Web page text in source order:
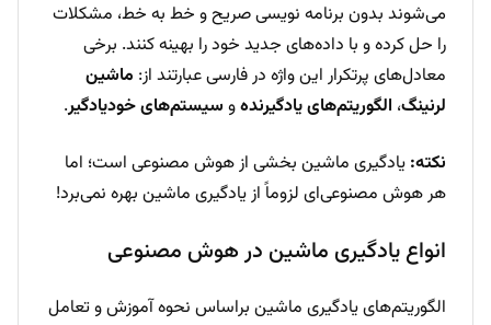
می‌شوند بدون برنامه نویسی صریح و خط به خط، مشکلات
را حل کرده و با داده‌های جدید خود را بهینه کنند. برخی
معادل‌های پرتکرار این واژه در فارسی عبارتند از: ماشین
لرنینگ، الگوریتم‌های یادگیرندهو سیستم‌های خودیادگیر.
نکته: یادگیری ماشین بخشی از هوش مصنوعی است؛ اما
هر هوش مصنوعی‌ای لزوماً از یادگیری ماشین بهره نمی‌برد!
انواع یادگیری ماشین در هوش مصنوعی
الگوریتم‌های یادگیری ماشین براساس نحوه آموزش و تعامل